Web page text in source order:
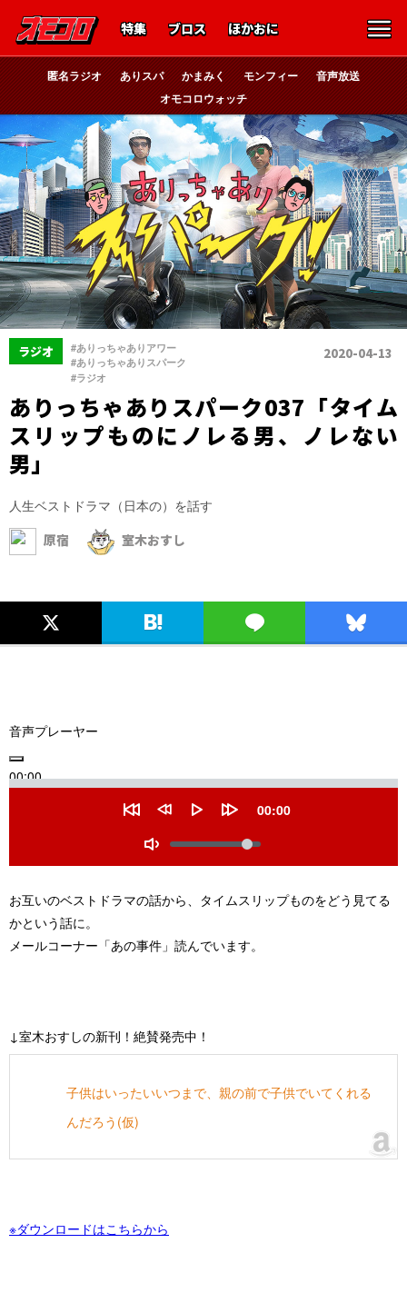
特集 ブロス ほかおに
匿名ラジオ ありスパ かまみく モンフィー
音声放送
オモコロウォッチ
ラジオ #ありっちゃありアワー
#ありっちゃありスパーク
#ラジオ
2020-04-13
ありっちゃありスパーク037「タイム
スリップものにノレる男、ノレない
男」
人生ベストドラマ（日本の）を話す
原宿
室木おすし
音声プレーヤー
00:00
Seek
secs
Current
00:00
Mute
Volume
お互いのベストドラマの話から、タイムスリップものをどう見てる
かという話に。
メールコーナー「あの事件」読んでいます。
↓室木おすしの新刊！絶賛発売中！
子供はいったいいつまで、親の前で子供でいてくれる
んだろう(仮)
※ダウンロードはこちらから